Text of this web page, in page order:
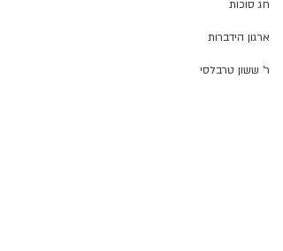
חג סוכות
ארגון הידברות
ר' ששון טרבלסי